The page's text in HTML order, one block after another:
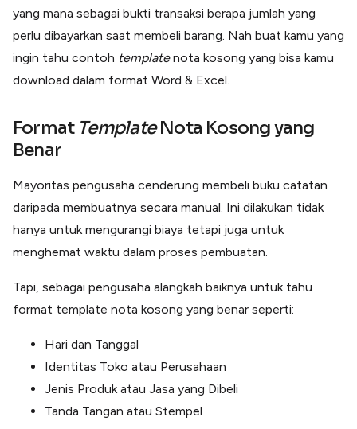
Integrasi sistem bisnis dengan API
Software Akuntansi
Pencatatan Laporan Keuangan Gratis
Integrasi Accurate
yang mana sebagai bukti transaksi berapa jumlah yang
perlu dibayarkan saat membeli barang. Nah buat kamu yang
ingin tahu contoh templatenota kosong yang bisa kamu
download dalam format Word & Excel.
Format TemplateNota Kosong yang
Benar
Mayoritas pengusaha cenderung membeli buku catatan
daripada membuatnya secara manual. Ini dilakukan tidak
hanya untuk mengurangi biaya tetapi juga untuk
menghemat waktu dalam proses pembuatan.
Tapi, sebagai pengusaha alangkah baiknya untuk tahu
format template nota kosong yang benar seperti:
Hari dan Tanggal
Identitas Toko atau Perusahaan
Jenis Produk atau Jasa yang Dibeli
Tanda Tangan atau Stempel